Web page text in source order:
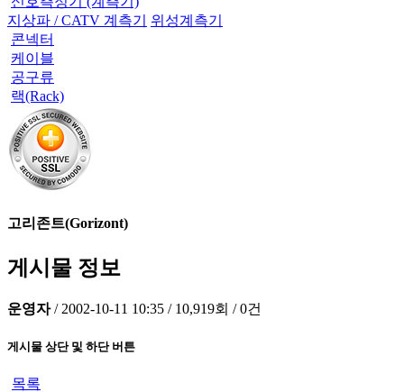
지상파 / CATV 계측기
위성계측기
콘넥터
케이블
공구류
랙(Rack)
고리존트(Gorizont)
게시물 정보
운영자 / 2002-10-11 10:35 / 10,919회 / 0건
게시물 상단 및 하단 버튼
목록